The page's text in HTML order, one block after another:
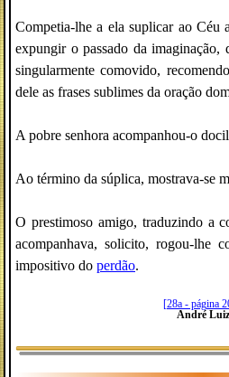
Competia-lhe a ela suplicar ao Céu
expungir o passado da imaginação,
singularmente comovido,
dele as frases sublimes da oração
A pobre senhora acompanhou-o
Ao término da súplica, mostrava-se
O prestimoso amigo, traduzindo a
acompanhava, solicito, rogou-lhe
impositivo do perdão.
[28a - página
André Luiz